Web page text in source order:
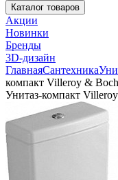
Каталог товаров
Акции
Новинки
Бренды
3D-дизайн
ГлавнаяСантехника
компакт Villeroy &
Унитаз-компакт